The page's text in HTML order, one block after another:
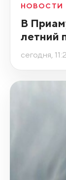
НОВОСТИ
В
летний
сегодня,